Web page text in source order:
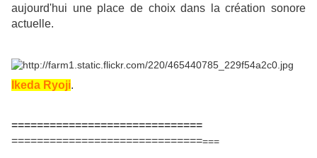
aujourd'hui une place de choix dans la création sonore
actuelle.
Ikeda Ryoji.
==============================
=================================